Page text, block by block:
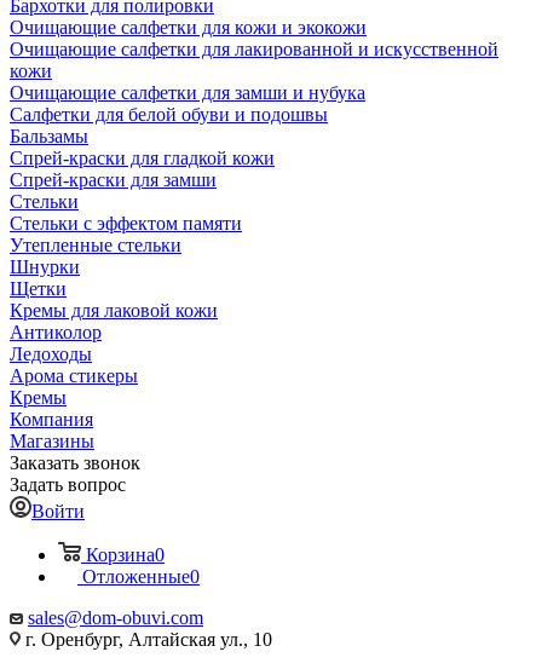
Бархотки для полировки
Очищающие салфетки для кожи и экокожи
Очищающие салфетки для лакированной и искусственной
кожи
Очищающие салфетки для замши и нубука
Салфетки для белой обуви и подошвы
Бальзамы
Спрей-краски для гладкой кожи
Спрей-краски для замши
Стельки
Стельки с эффектом памяти
Утепленные стельки
Шнурки
Щетки
Кремы для лаковой кожи
Антиколор
Ледоходы
Арома стикеры
Кремы
Компания
Магазины
Заказать звонок
Задать вопрос
Войти
Корзина0
Отложенные0
sales@dom-obuvi.com
г. Оренбург, Алтайская ул., 10